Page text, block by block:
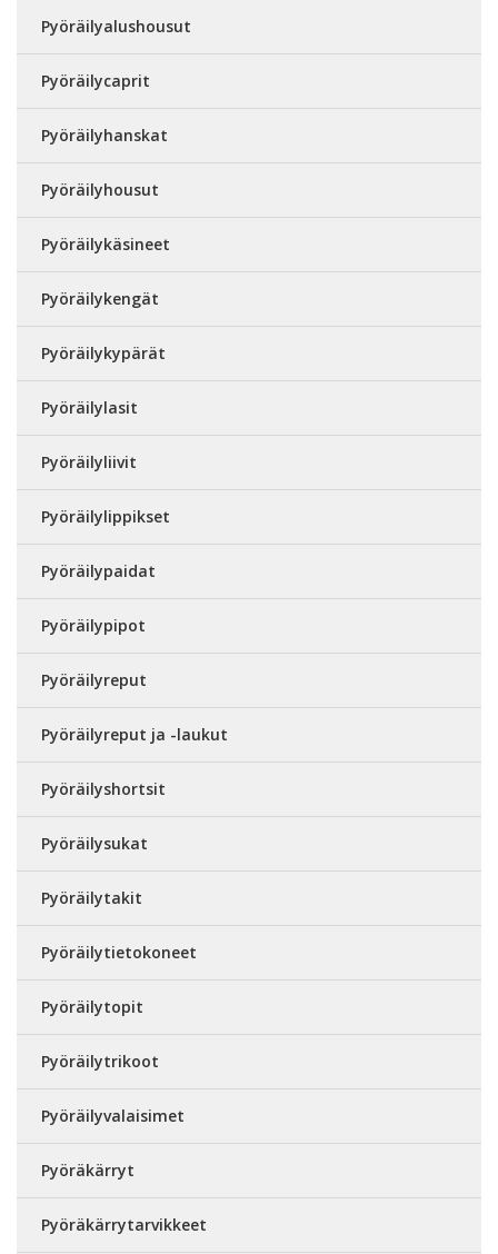
Pyöräilyalushousut
Pyöräilycaprit
Pyöräilyhanskat
Pyöräilyhousut
Pyöräilykäsineet
Pyöräilykengät
Pyöräilykypärät
Pyöräilylasit
Pyöräilyliivit
Pyöräilylippikset
Pyöräilypaidat
Pyöräilypipot
Pyöräilyreput
Pyöräilyreput ja -laukut
Pyöräilyshortsit
Pyöräilysukat
Pyöräilytakit
Pyöräilytietokoneet
Pyöräilytopit
Pyöräilytrikoot
Pyöräilyvalaisimet
Pyöräkärryt
Pyöräkärrytarvikkeet